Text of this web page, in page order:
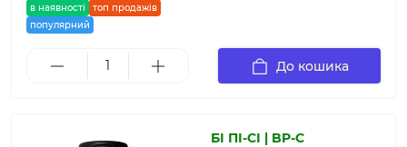
в наявності
топ продажів
популярний
До кошика
БІ ПІ-СІ | BP-C